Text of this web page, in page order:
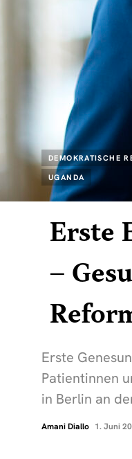
DEMOKRATISCHE
UGANDA
Erste
–
Erste
Patientinnen
in Berlin an
Amani Diallo 1. Juni